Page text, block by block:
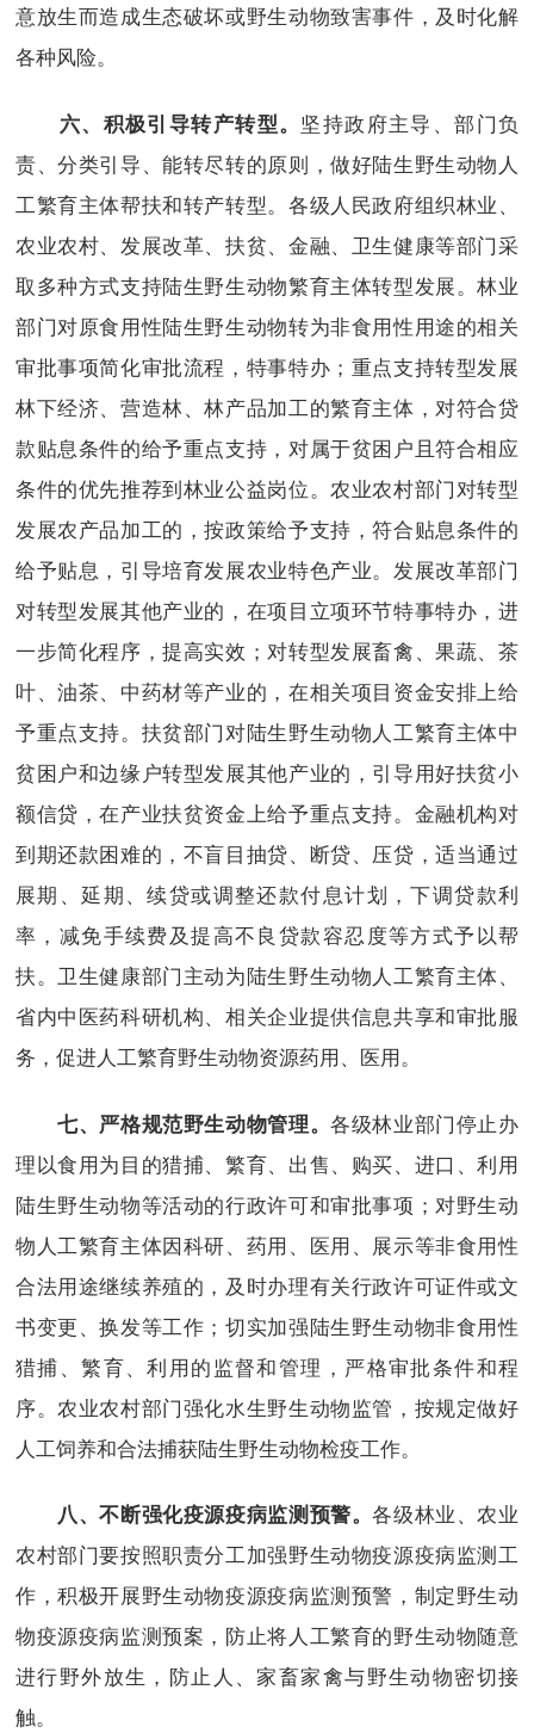
意放生而造成生态破坏或野生动物致害事件，及时化解
各种风险。
六、积极引导转产转型。 坚持政府主导、部门负
责、分类引导、能转尽转的原则，做好陆生野生动物人
工繁育主体帮扶和转产转型。各级人民政府组织林业、
农业农村、发展改革、扶贫、金融、卫生健康等部门采
取多种方式支持陆生野生动物繁育主体转型发展。林业
部门对原食用性陆生野生动物转为非食用性用途的相关
审批事项简化审批流程，特事特办；重点支持转型发展
林下经济、营造林、林产品加工的繁育主体，对符合贷
款贴息条件的给予重点支持，对属于贫困户且符合相应
条件的优先推荐到林业公益岗位。农业农村部门对转型
发展农产品加工的，按政策给予支持，符合贴息条件的
给予贴息，引导培育发展农业特色产业。发展改革部门
对转型发展其他产业的，在项目立项环节特事特办，进
一步简化程序，提高实效；对转型发展畜禽、果蔬、茶
叶、油茶、中药材等产业的，在相关项目资金安排上给
予重点支持。扶贫部门对陆生野生动物人工繁育主体中
贫困户和边缘户转型发展其他产业的，引导用好扶贫小
额信贷，在产业扶贫资金上给予重点支持。金融机构对
到期还款困难的，不盲目抽贷、断贷、压贷，适当通过
展期、延期、续贷或调整还款付息计划，下调贷款利
率，减免手续费及提高不良贷款容忍度等方式予以帮
扶。卫生健康部门主动为陆生野生动物人工繁育主体、
省内中医药科研机构、相关企业提供信息共享和审批服
务，促进人工繁育野生动物资源药用、医用。
七、严格规范野生动物管理。各级林业部门停止办
理以食用为目的猎捕、繁育、出售、购买、进口、利用
陆生野生动物等活动的行政许可和审批事项；对野生动
物人工繁育主体因科研、药用、医用、展示等非食用性
合法用途继续养殖的，及时办理有关行政许可证件或文
书变更、换发等工作；切实加强陆生野生动物非食用性
猎捕、繁育、利用的监督和管理，严格审批条件和程
序。农业农村部门强化水生野生动物监管，按规定做好
人工饲养和合法捕获陆生野生动物检疫工作。
八、不断强化疫源疫病监测预警。各级林业、农业
农村部门要按照职责分工加强野生动物疫源疫病监测工
作，积极开展野生动物疫源疫病监测预警，制定野生动
物疫源疫病监测预案，防止将人工繁育的野生动物随意
进行野外放生，防止人、家畜家禽与野生动物密切接
触。